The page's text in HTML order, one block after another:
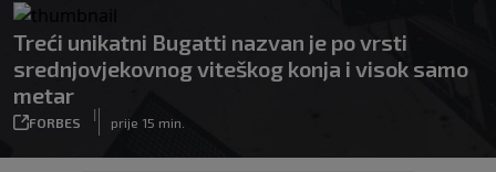
Treći unikatni Bugatti nazvan je po vrsti
srednjovjekovnog viteškog konja i visok samo
metar
FORBES
|
prije 15 min.